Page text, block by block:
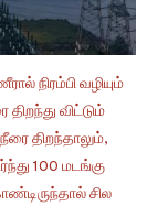
நிரம்பி வழியும்
விட்டும்
திறந்தாலும்,
100 மடங்கு
சில